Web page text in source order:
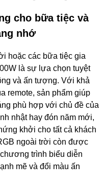
cho bữa tiệc và
nhớ
hoặc các bữa tiệc gia
là sự lựa chọn tuyệt
và ấn tượng. Với khả
remote, sản phẩm giúp
phù hợp với chủ đề của
nhật hay đón năm mới,
khởi cho tất cả khách
ngoài trời còn được
trình biểu diễn
mẽ và đổi màu ấn